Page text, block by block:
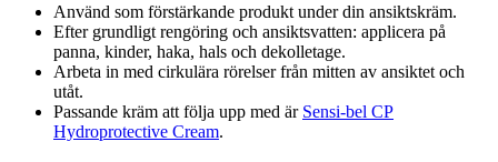
Använd som förstärkande produkt under din ansiktskräm.
Efter grundligt rengöring och ansiktsvatten: applicera på
panna, kinder, haka, hals och dekolletage.
Arbeta in med cirkulära rörelser från mitten av ansiktet och
utåt.
Passande kräm att följa upp med är Sensi-bel CP
Hydroprotective Cream.